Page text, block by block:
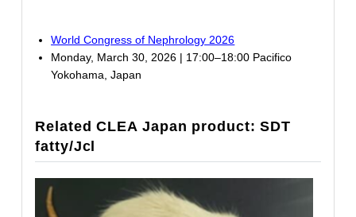
World Congress of Nephrology 2026
Monday, March 30, 2026 | 17:00–18:00 Pacifico
Yokohama, Japan
Related CLEA Japan product: SDT
fatty/Jcl